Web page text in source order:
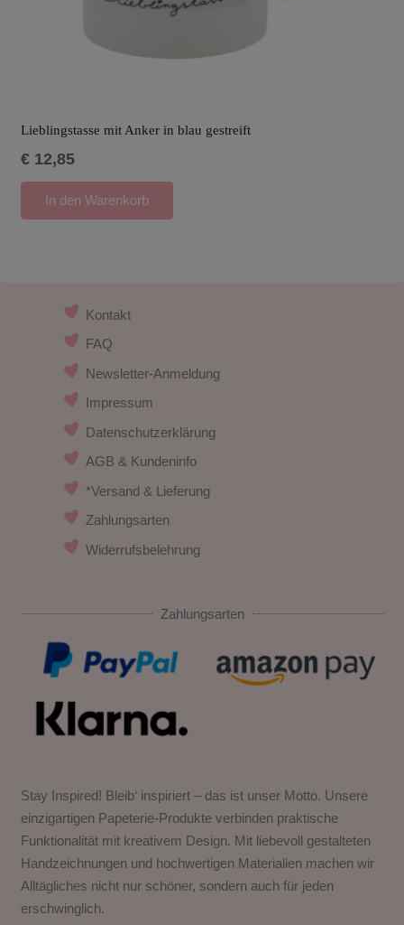
Lieblingstasse mit Anker in blau gestreift
€12,85
In den Warenkorb
Kontakt
FAQ
Newsletter-Anmeldung
Impressum
Datenschutzerklärung
AGB & Kundeninfo
*Versand & Lieferung
Zahlungsarten
Widerrufsbelehrung
Zahlungsarten
Stay Inspired! Bleib‘ inspiriert – das ist unser Motto. Unsere
einzigartigen Papeterie-Produkte verbinden praktische
Funktionalität mit kreativem Design. Mit liebevoll gestalteten
Handzeichnungen und hochwertigen Materialien machen wir
Alltägliches nicht nur schöner, sondern auch für jeden
erschwinglich.